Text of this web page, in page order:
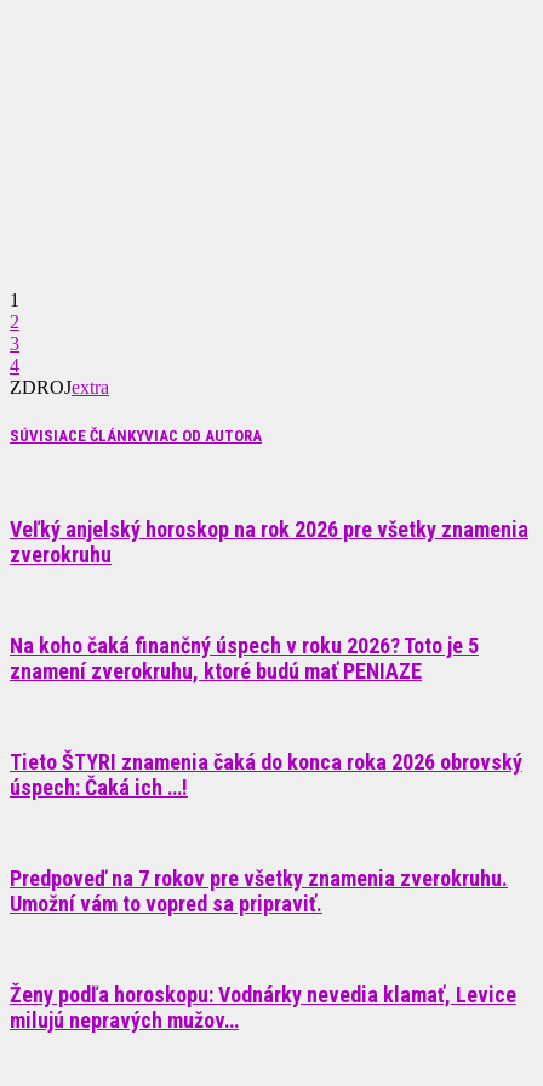
1
2
3
4
ZDROJextra
SÚVISIACE ČLÁNKYVIAC OD AUTORA
Veľký anjelský horoskop na rok 2026 pre všetky znamenia
zverokruhu
Na koho čaká finančný úspech v roku 2026? Toto je 5
znamení zverokruhu, ktoré budú mať PENIAZE
Tieto ŠTYRI znamenia čaká do konca roka 2026 obrovský
úspech: Čaká ich …!
Predpoveď na 7 rokov pre všetky znamenia zverokruhu.
Umožní vám to vopred sa pripraviť.
Ženy podľa horoskopu: Vodnárky nevedia klamať, Levice
milujú nepravých mužov…